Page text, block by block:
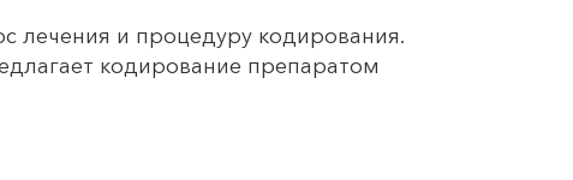
лечения и процедуру кодирования.
кодирование препаратом